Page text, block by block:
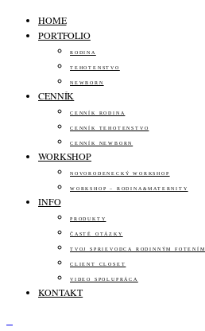
HOME
PORTFOLIO
RODINA
TEHOTENSTVO
NEWBORN
CENNÍK
CENNÍK RODINA
CENNÍK TEHOTENSTVO
CENNÍK NEWBORN
WORKSHOP
NOVORODENECKÝ WORKSHOP
WORKSHOP – RODINA&MATERNITY
INFO
PRODUKTY
ČASTÉ OTÁZKY
TVOJ SPRIEVODCA RODINNÝM FOTENÍM
CLIENT CLOSET
VIDEO SPOLUPRÁCA
KONTAKT